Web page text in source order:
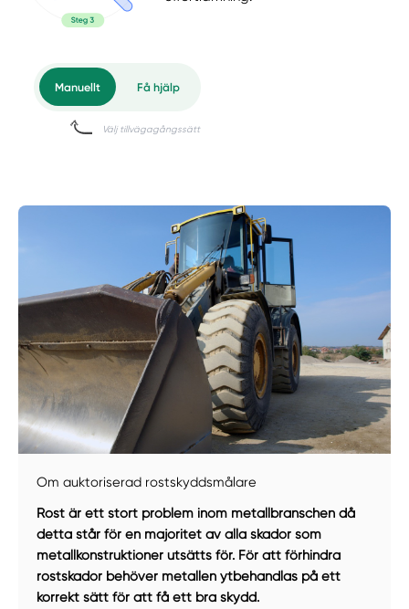
Välj tillvägagångssätt
Om auktoriserad rostskyddsmålare
Rost är ett stort problem inom metallbranschen då
detta står för en majoritet av alla skador som
metallkonstruktioner utsätts för. För att förhindra
rostskador behöver metallen ytbehandlas på ett
korrekt sätt för att få ett bra skydd.